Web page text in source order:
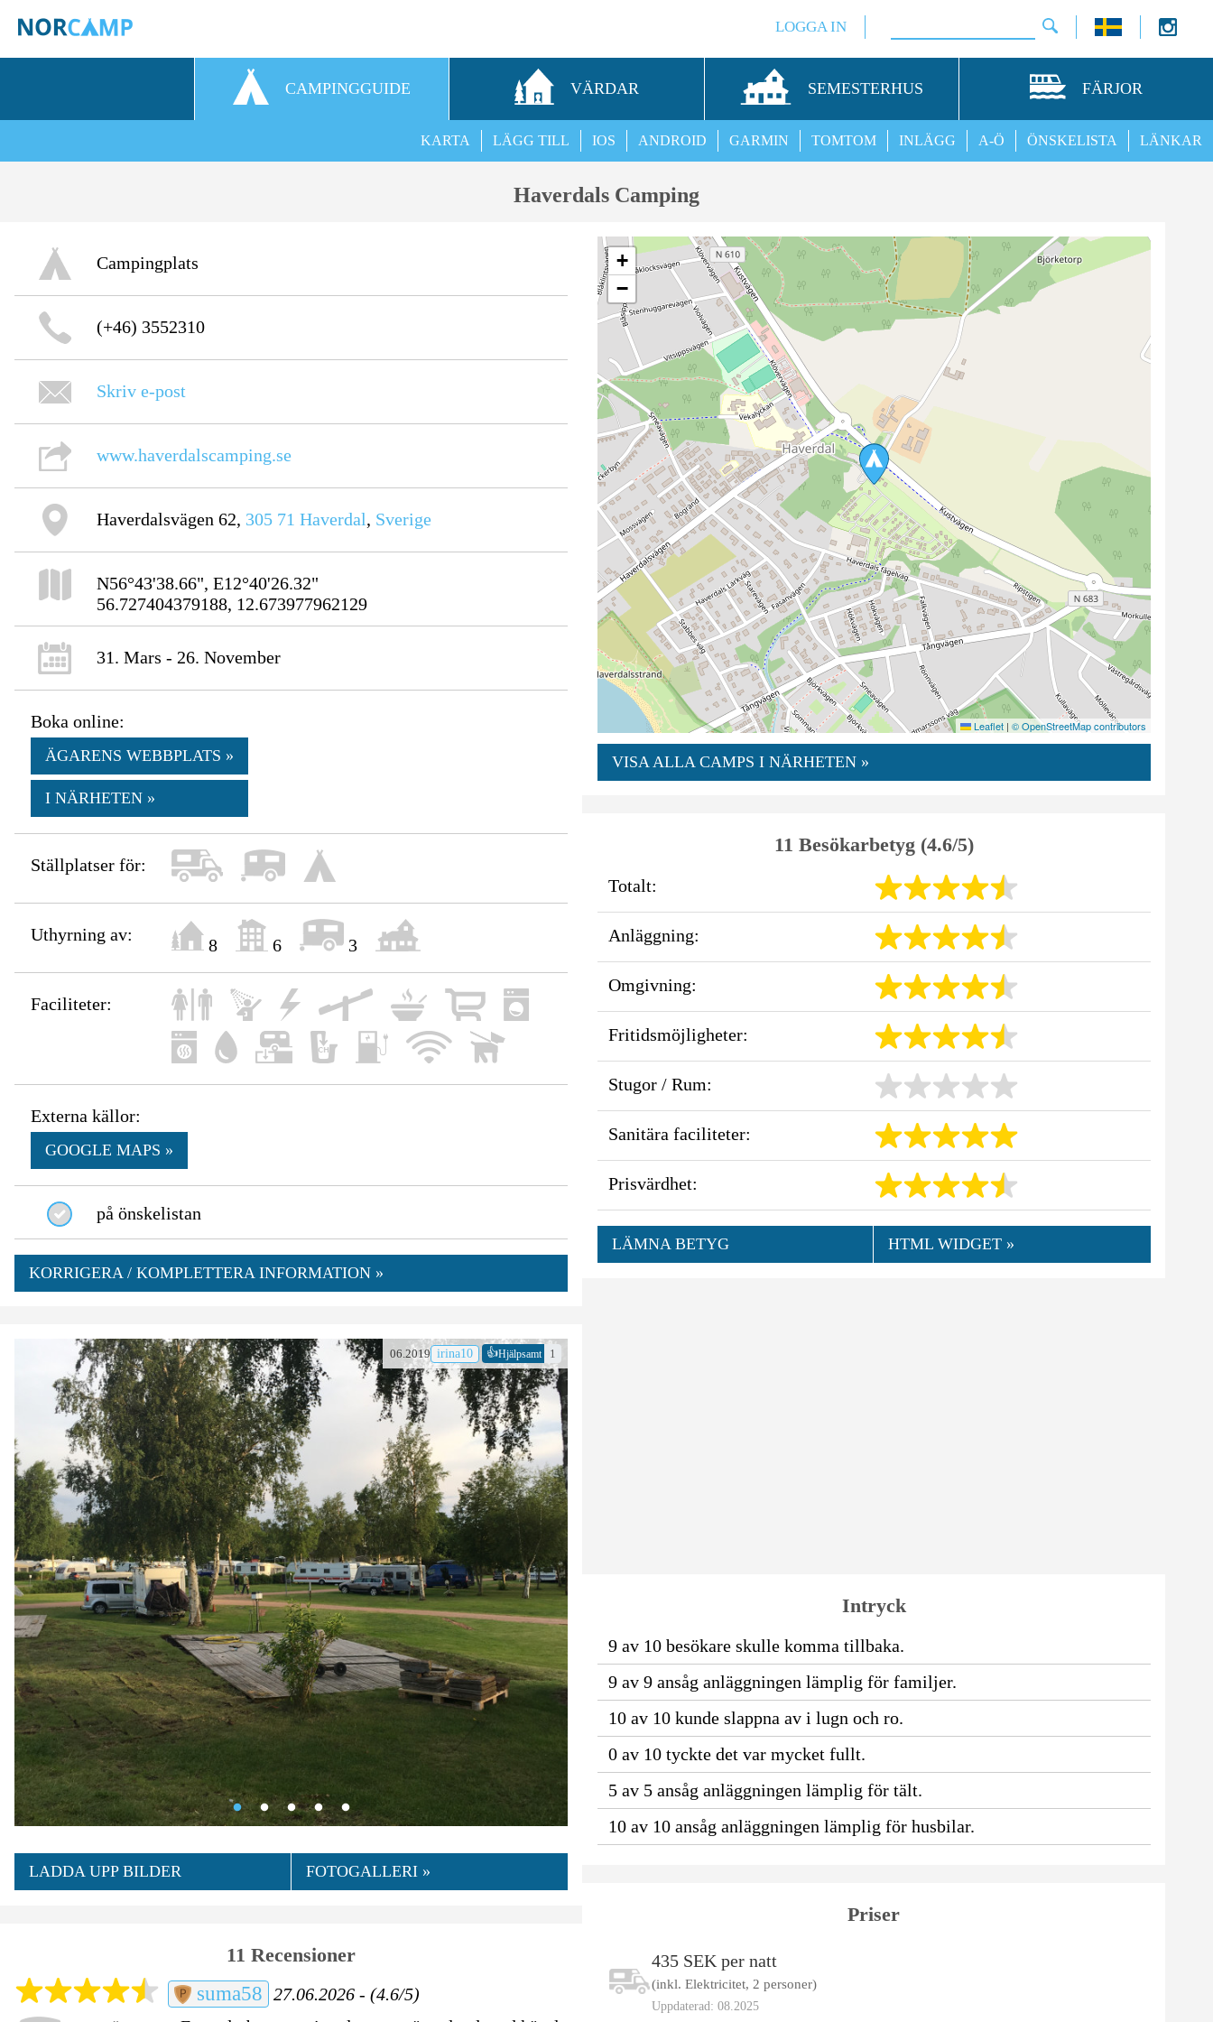
LOGGA IN
CAMPINGGUIDE VÄRDAR SEMESTERHUS FÄRJOR
LÄNKAR
ÖNSKELISTA
A-Ö
INLÄGG
TOMTOM
GARMIN
ANDROID
IOS
LÄGG TILL
KARTA
Haverdals Camping
Campingplats
(+46) 3552310
Skriv e-post
www.haverdalscamping.se
Haverdalsvägen 62, 305 71 Haverdal, Sverige
N56°43'38.66", E12°40'26.32"
56.727404379188, 12.673977962129
31. Mars - 26. November
Boka online:
ÄGARENS WEBBPLATS »
I NÄRHETEN »
Ställplatser för:
Uthyrning av:
8 6 3
Faciliteter:
Externa källor:
GOOGLE MAPS »
på önskelistan
KORRIGERA / KOMPLETTERA INFORMATION »
06.2019 irina10 👍Hjälpsamt 1
LADDA UPP BILDER FOTOGALLERI »
11 Recensioner
suma58 27.06.2026 - (4.6/5)
+
−
Leaflet | © OpenStreetMap contributors
VISA ALLA CAMPS I NÄRHETEN »
11 Besökarbetyg (4.6/5)
Totalt:
Anläggning:
Omgivning:
Fritidsmöjligheter:
Stugor / Rum:
Sanitära faciliteter:
Prisvärdhet:
LÄMNA BETYG HTML WIDGET »
Intryck
9 av 10 besökare skulle komma tillbaka.
9 av 9 ansåg anläggningen lämplig för familjer.
10 av 10 kunde slappna av i lugn och ro.
0 av 10 tyckte det var mycket fullt.
5 av 5 ansåg anläggningen lämplig för tält.
10 av 10 ansåg anläggningen lämplig för husbilar.
Priser
435 SEK per natt
(inkl. Elektricitet, 2 personer)
Uppdaterad: 08.2025